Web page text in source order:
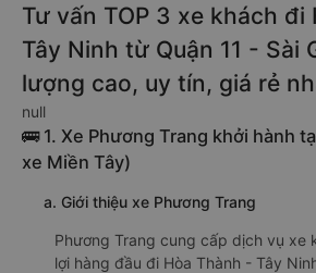
Tư vấn TOP 3 xe khách đi
Tây Ninh từ Quận 11 - Sài
lượng cao, uy tín, giá rẻ
null
🚌 1. Xe Phương Trang khởi hành
xe Miền Tây)
a. Giới thiệu xe Phương Trang
Phương Trang cung cấp dịch vụ xe
lợi hàng đầu đi Hòa Thành - Tây